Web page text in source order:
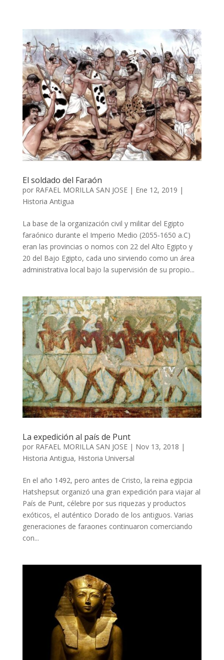
El soldado del Faraón
por RAFAEL MORILLA SAN JOSE| Ene 12, 2019 |
Historia Antigua
La base de la organización civil y militar del Egipto
faraónico durante el Imperio Medio (2055-1650 a.C)
eran las provincias o nomos con 22 del Alto Egipto y
20 del Bajo Egipto, cada uno sirviendo como un área
administrativa local bajo la supervisión de su propio...
La expedición al país de Punt
por RAFAEL MORILLA SAN JOSE| Nov 13, 2018 |
Historia Antigua, Historia Universal
En el año 1492, pero antes de Cristo, la reina egipcia
Hatshepsut organizó una gran expedición para viajar al
País de Punt, célebre por sus riquezas y productos
exóticos, el auténtico Dorado de los antiguos. Varias
generaciones de faraones continuaron comerciando
con...